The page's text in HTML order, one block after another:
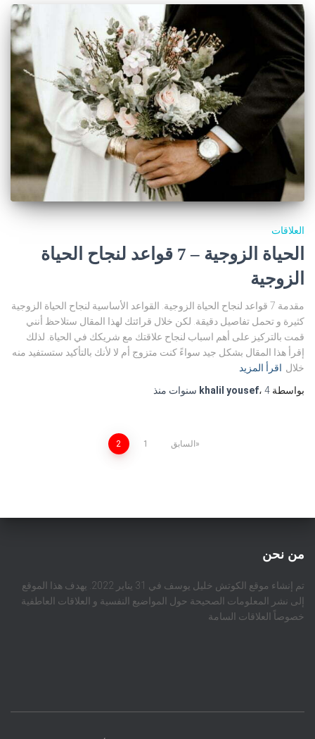
العلاقات
الحياة الزوجية – 7 قواعد لنجاح الحياة
الزوجية
مقدمة 7 قواعد لنجاح الحياة الزوجية. القواعد الأساسية لنجاح الحياة الزوجية
كثيرة و تحمل تفاصيل دقيقة. لكن خلال قرائتك لهذا المقال ستلاحظ أنني
قمت بالتركيز على أهم اسباب لنجاح علاقتك مع شريكك في الحياة. لذلك
إقرأ هذا المقال بشكل جيد سواءً كنت متزوج أم لا لأنك بالتأكيد ستستفيد منه
خلال اقرأ المزيد
بواسطة
khalil yousef، 4 سنوات منذ
السابق 1
2
من نحن
تم إنشاء موقع الكوتش خليل يوسف في 31 يناير 2022. يهدف هذا الموقع
إلى نشر المعلومات الصحيحة حول المواضيع النفسية و العلاقات العاطفية
خصوصاً العلاقات السامة